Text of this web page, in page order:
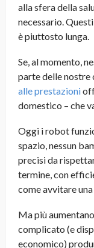
alla sfera della
necessario.
è piuttosto lunga.
Se, al momento,
parte delle nostre
alle prestazioni
domestico – che
Oggi i robot
spazio, nessun
precisi da
termine, con
come avvitare una
Ma più
complicato (e
economico)